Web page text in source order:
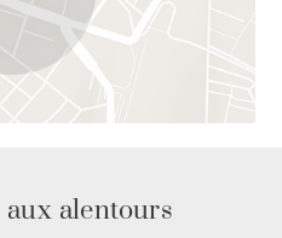
alentours